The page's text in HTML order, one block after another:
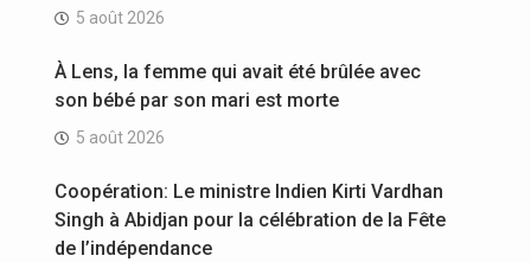
5 août 2026
À Lens, la femme qui avait été brûlée avec
son bébé par son mari est morte
5 août 2026
Coopération: Le ministre Indien Kirti Vardhan
Singh à Abidjan pour la célébration de la Fête
de l’indépendance